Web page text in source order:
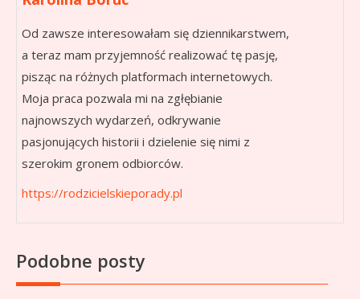
Od zawsze interesowałam się dziennikarstwem,
a teraz mam przyjemność realizować tę pasję,
pisząc na różnych platformach internetowych.
Moja praca pozwala mi na zgłębianie
najnowszych wydarzeń, odkrywanie
pasjonujących historii i dzielenie się nimi z
szerokim gronem odbiorców.
https://rodzicielskieporady.pl
Podobne posty